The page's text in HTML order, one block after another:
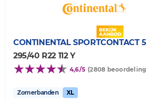
CONTINENTAL SPORTCONTACT 5
295/40 R22 112 Y
4,6/5 (2808
Zomerbanden XL